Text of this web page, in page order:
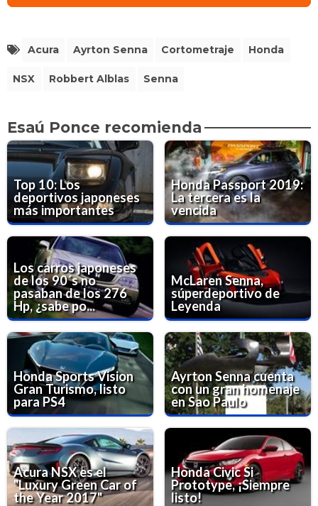
Acura Ayrton Senna Cortometraje Honda
NSX Robbert Alblas Senna
Esaú Ponce recomienda
Top 10: Los
deportivos japoneses
más importantes
Honda Passport 2019:
La tercera es la
vencida
Los carros japoneses
de los 90´s no
pasaban de los 276
Hp, ¿sabe po...
McLaren Senna,
súperdeportivo de
Leyenda
Honda Sports Vision
Gran Turismo, listo
para PS4
Ayrton Senna cuenta
con un gran homenaje
en Sao Paulo
Acura NSX es el
"Luxury Green Car of
the Year 2017"
Honda Civic Si
Prototype, ¡Siempre
listo!